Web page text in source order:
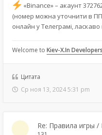
«Binance» – акаунт
(номер можна уточнити в
онлайн у Телеграмі,
Welcome to Kiev-X.In Developers
Цитата
Ср ноя 13, 2024 5:31 pm
Re: Правила игры